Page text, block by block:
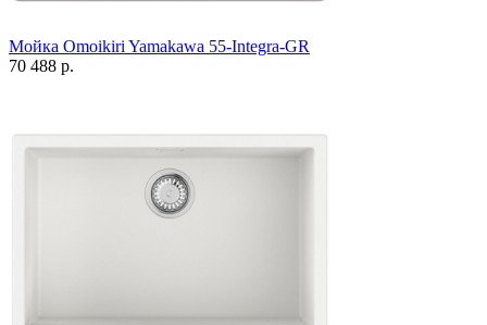
Мойка Omoikiri Yamakawa 55-Integra-GR
70 488 р.